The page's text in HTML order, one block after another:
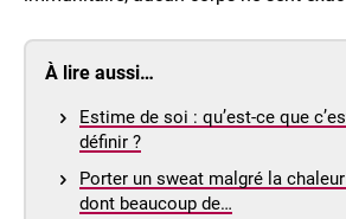
À lire aussi…
Estime de soi : qu’est-ce que
définir ?
Porter un sweat malgré la
dont beaucoup de…